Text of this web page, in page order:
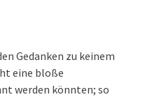
Gedanken zu keinem
eine bloße
werden könnten; so